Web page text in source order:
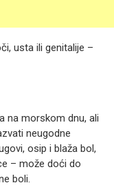
usta ili genitalije –
na morskom dnu, ali
neugodne
osip i blaža bol,
– može doći do
boli.